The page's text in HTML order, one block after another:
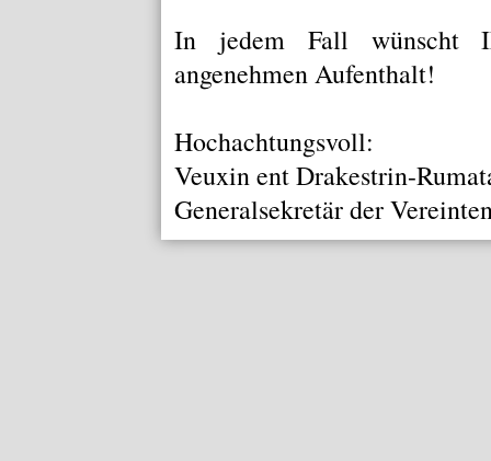
In jedem Fall wünscht
angenehmen Aufenthalt!
Hochachtungsvoll:
Veuxin ent Drakestrin-
Generalsekretär der